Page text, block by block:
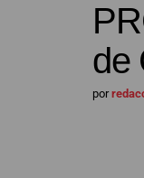
de
por